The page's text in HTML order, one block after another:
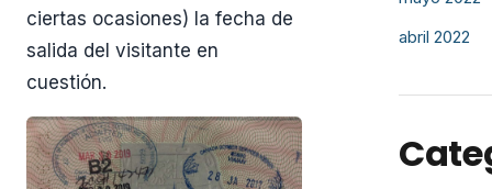
ciertas ocasiones) la fecha de
salida del visitante en
cuestión.
abril 2022